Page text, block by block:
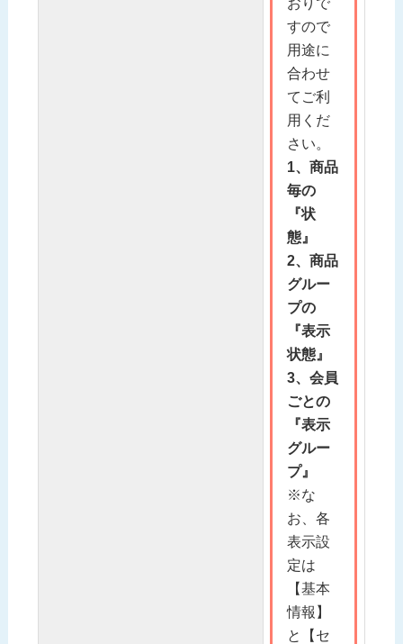
すので
用途に
合わせ
てご利
用くだ
さい。
1、商品
毎の
『状
態』
2、商品
グルー
プの
『表示
状態』
3、会員
ごとの
『表示
グルー
プ』
※な
お、各
表示設
定は
【基本
情報】
と【セ